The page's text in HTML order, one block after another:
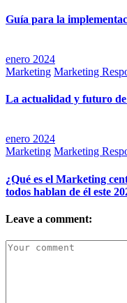
Guía para la
enero 2024
Marketing Marketing
La actualidad y futuro
enero 2024
Marketing Marketing
¿Qué es el Marketing
todos hablan de él este
Leave a comment: